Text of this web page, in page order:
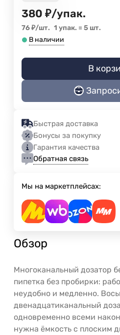
380 ₽/упак.
76₽/шт. 1 упак. = 5 шт.
В наличии
В
Быстрая доставка
Бонусы за покупку
Гарантия качества
Обратная связь
Мы на маркетплейсах:
Обзор
Многоканальный дозатор
пипетка без пробирки:
неудобно и медленно.
двенадцатиканальный
одновременно всеми
нужна ёмкость с плоским